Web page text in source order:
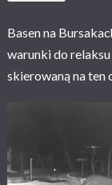
Basen na
warunki do
skierowaną na ten